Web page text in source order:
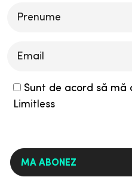
field
Sunt de acord să mă
Limitless